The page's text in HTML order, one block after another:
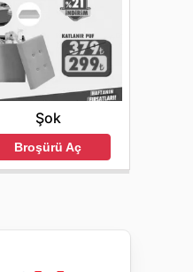
Şok
Broşürü Aç